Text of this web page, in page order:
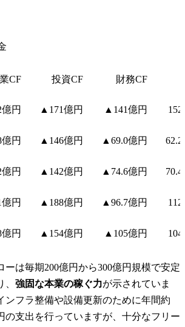
CF 投資CF 財務CF
億円 ▲171億円 ▲141億円
億円 ▲146億円 ▲69.0億円
億円 ▲142億円 ▲74.6億円
億円 ▲188億円 ▲96.7億円
億円 ▲154億円 ▲105億円
ーは毎期200億円から300億円規模で安定
強固な本業の稼ぐ力が示されていま
ンフラ整備や設備更新のために年間約
の支出を行っていますが、十分なフリー